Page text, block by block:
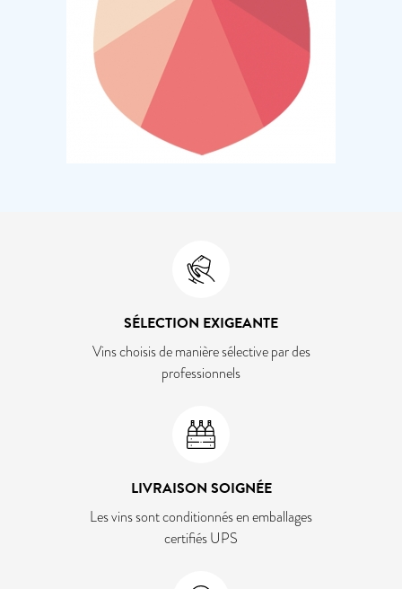
SÉLECTION EXIGEANTE
Vins choisis de manière sélective par des
professionnels
LIVRAISON SOIGNÉE
Les vins sont conditionnés en emballages
certifiés UPS